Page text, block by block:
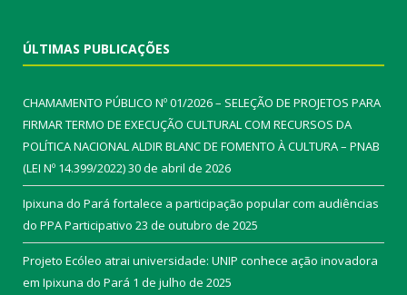
ÚLTIMAS PUBLICAÇÕES
CHAMAMENTO PÚBLICO Nº 01/2026 – SELEÇÃO DE PROJETOS PARA
FIRMAR TERMO DE EXECUÇÃO CULTURAL COM RECURSOS DA
POLÍTICA NACIONAL ALDIR BLANC DE FOMENTO À CULTURA – PNAB
(LEI Nº 14.399/2022)30 de abril de 2026
Ipixuna do Pará fortalece a participação popular com audiências
do PPA Participativo 23 de outubro de 2025
Projeto Ecóleo atrai universidade: UNIP conhece ação inovadora
em Ipixuna do Pará 1 de julho de 2025